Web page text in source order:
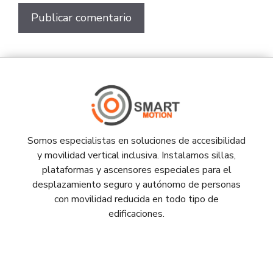
Somos especialistas en soluciones de accesibilidad
y movilidad vertical inclusiva. Instalamos sillas,
plataformas y ascensores especiales para el
desplazamiento seguro y autónomo de personas
con movilidad reducida en todo tipo de
edificaciones.